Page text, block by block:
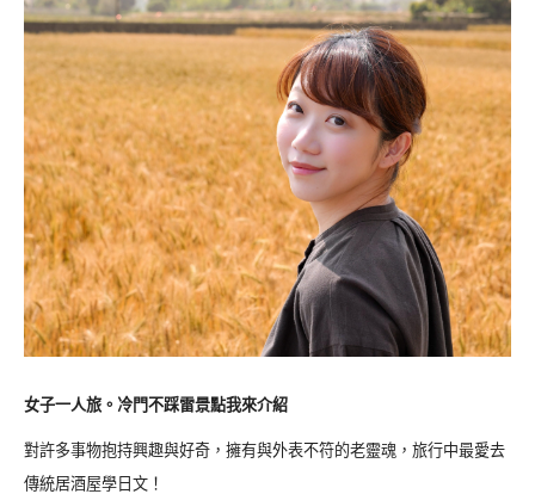
女子一人旅。冷門不踩雷景點我來介紹
對許多事物抱持興趣與好奇，擁有與外表不符的老靈魂，旅行中最愛去
傳統居酒屋學日文！